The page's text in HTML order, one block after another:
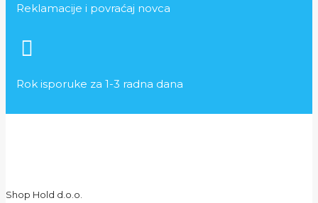
Reklamacije i povraćaj novca
Rok isporuke za 1-3 radna dana
Shop Hold d.o.o.